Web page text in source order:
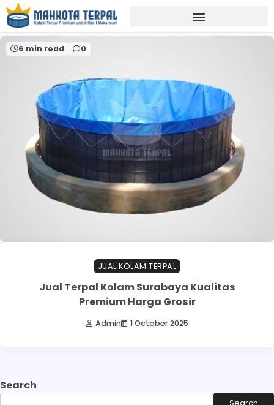
Home jual terpal kolam surabaya
6 min read 0
JUAL KOLAM TERPAL
Jual Terpal Kolam Surabaya Kualitas
Premium Harga Grosir
Admin 1 October 2025
Search